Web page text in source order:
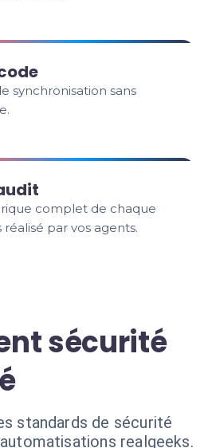
synchronisation sans
complet de chaque
par vos agents.
sécurité
standards de sécurité
realgeeks.